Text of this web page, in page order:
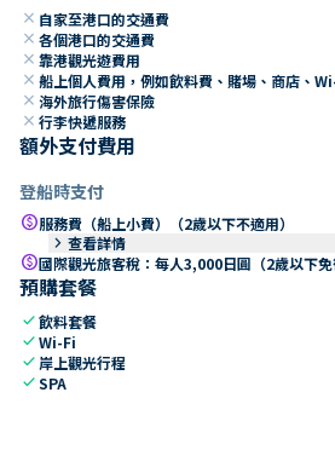
close 自家至港口的交通費
close 各個港口的交通費
close 靠港觀光遊費用
close 船上個人費用，例如飲料費、賭場、商店、
close 海外旅行傷害保險
close 行李快遞服務
額外支付費用
登船時支付
paid服務費（船上小費）（2歲以下不適用）
keyboard_arrow_right 查看詳情
paid國際觀光旅客稅：每人3,000日圓（2歲以下
預購套餐
check飲料套餐
checkWi-Fi
check 岸上觀光行程
checkSPA